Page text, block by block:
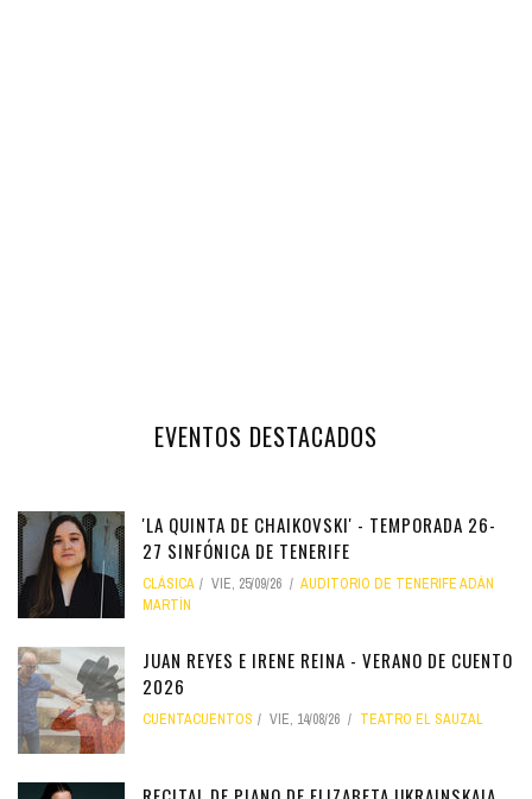
EVENTOS DESTACADOS
'LA QUINTA DE CHAIKOVSKI' - TEMPORADA 26-
27 SINFÓNICA DE TENERIFE
CLÁSICA VIE, 25/09/26
AUDITORIO DE TENERIFE ADÁN
MARTÍN
JUAN REYES E IRENE REINA - VERANO DE CUENTO
2026
CUENTACUENTOS VIE, 14/08/26 TEATRO EL SAUZAL